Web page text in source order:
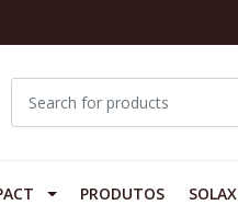
PRODUTOS SOLAX